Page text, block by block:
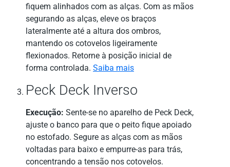
fiquem alinhados com as alças. Com as mãos
segurando as alças, eleve os braços
lateralmente até a altura dos ombros,
mantendo os cotovelos ligeiramente
flexionados. Retorne à posição inicial de
forma controlada. Saiba mais
Peck Deck Inverso
Execução: Sente-se no aparelho de Peck Deck,
ajuste o banco para que o peito fique apoiado
no estofado. Segure as alças com as mãos
voltadas para baixo e empurre-as para trás,
concentrando a tensão nos cotovelos.